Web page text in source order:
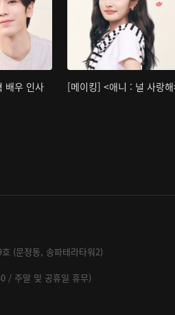
배우 인사 [메이킹] <애니 : 널 사랑
(문정동, 송파테라타워2)
/ 주말 및 공휴일 휴무)